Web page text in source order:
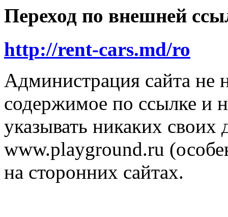
Переход по внешней
http://rent-cars.md/ro
Администрация сайта не
содержимое по ссылке и
указывать никаких
www.playground.ru
на сторонних сайтах.